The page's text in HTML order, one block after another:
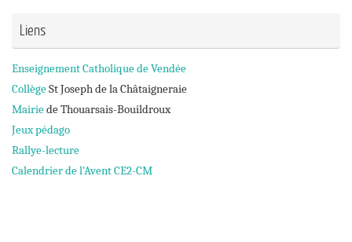
Liens
Enseignement Catholique de Vendée
CollègeSt Joseph de la Châtaigneraie
Mairiede Thouarsais-Bouildroux
Jeux pédago
Rallye-lecture
Calendrier de l'Avent CE2-CM